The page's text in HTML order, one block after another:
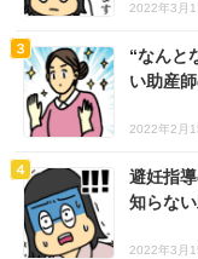
2022年3月1
“なんと
い助産
2022年2月
避妊指
知らな
2022年3月